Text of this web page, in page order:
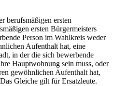
berufsmäßigen ersten
ersten Bürgermeisters
Person im Wahlkreis weder
Aufenthalt hat, eine
in der die sich bewerbende
Hauptwohnung sein muss, oder
gewöhnlichen Aufenthalt hat,
Gleiche gilt für Ersatzleute.